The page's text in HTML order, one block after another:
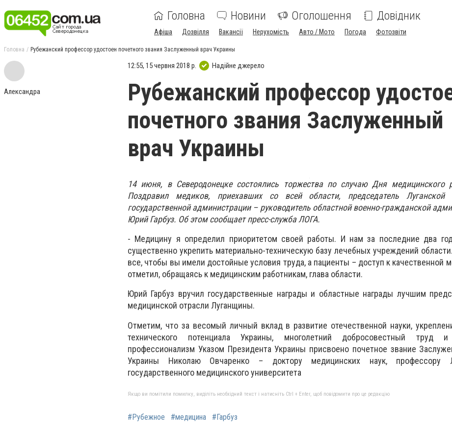
Головна Новини Оголошення Довідник
Афіша Дозвілля Вакансії Нерухомість Авто / Мото Погода Фотозвіти
Головна Рубежанский профессор удостоен почетного звания Заслуженный врач Украины
Александра
12:55, 15 червня 2018 р. Надійне джерело
Рубежанский профессор
почетного звания Заслуженный
врач Украины
14 июня, в Северодонецке состоялись торжества по случаю Дня медицинского
Поздравил медиков, приехавших со всей области, председатель Луганской
государственной администрации – руководитель областной военно-гражданской
Юрий Гарбуз. Об этом сообщает пресс-служба ЛОГА.
- Медицину я определил приоритетом своей работы. И нам за последние два
существенно укрепить материально-техническую базу лечебных учреждений
все, чтобы вы имели достойные условия труда, а пациенты – доступ к качественной
отметил, обращаясь к медицинским работникам, глава области.
Юрий Гарбуз вручил государственные награды и областные награды лучшим
медицинской отрасли Луганщины.
Отметим, что за весомый личный вклад в развитие отечественной науки,
технического потенциала Украины, многолетний добросовестный труд
профессионализм Указом Президента Украины присвоено почетное звание
Украины Николаю Овчаренко – доктору медицинских наук, профессору
государственного медицинского университета
Якщо ви помітили помилку, виділіть необхідний текст і натисніть Ctrl + Enter, щоб повідомити про це редакцію
#Рубежное #медицина #Гарбуз